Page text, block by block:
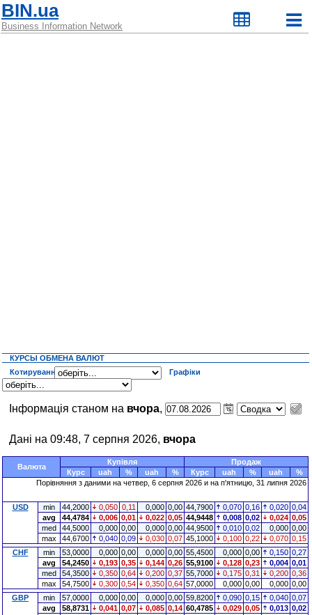
BIN.ua
Business Information Network
КУРСЫ ОБМЕНА ВАЛЮТ
Котирування
Графіки
Інформація станом на вчора,
Дані на 09:48, 7 серпня 2026, вчора
Валюта
Купівля
Продаж
Курс
uah % uah % Курс uah % uah
%
Порівняння з даними на четвер, 6 серпня 2026 и на п'ятницю, 31 липня 2026
USD min 44,2000 0,050 0,11 0,000 0,00 44,7900 0,070 0,16 0,020 0,04
avg
44,4784 0,006 0,01 0,022 0,05 44,9448 0,008 0,02 0,024 0,05
med
44,5000 0,000 0,00 0,000 0,00 44,9500 0,010 0,02 0,000 0,00
max
44,6700 0,040 0,09 0,030 0,07 45,1000 0,100 0,22 0,070 0,15
CHF
min 53,0000 0,000 0,00 0,000 0,00 55,4500 0,000 0,00 0,150 0,27
avg
54,2450 0,193 0,35 0,144 0,26 55,9100 0,128 0,23 0,004 0,01
med
54,3500 0,350 0,64 0,200 0,37 55,7000 0,175 0,31 0,200 0,36
max
54,7500 0,300 0,54 0,350 0,64 57,0000 0,000 0,00 0,000 0,00
GBP
min 57,0000 0,000 0,00 0,000 0,00 59,8200 0,090 0,15 0,040 0,07
avg
58,8731 0,041 0,07 0,085 0,14 60,4785 0,029 0,05 0,013 0,02